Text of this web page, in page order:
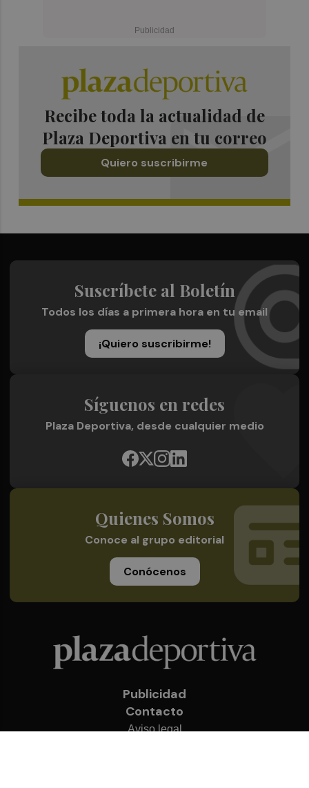
Recibe toda la actualidad de
Plaza Deportiva en tu correo
Quiero suscribirme
Suscríbete al Boletín
Todos los días a primera hora en tu email
¡Quiero suscribirme!
Síguenos en redes
Plaza Deportiva, desde cualquier medio
Quienes Somos
Conoce al grupo editorial
Conócenos
Publicidad
Contacto
Aviso legal